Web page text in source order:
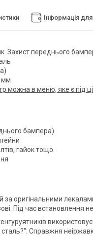
Інформація
Захист переднього
мм
можна в меню, яке є під
бампера)
гайок тощо.
оригінальними
Під час встановлення
Справжня